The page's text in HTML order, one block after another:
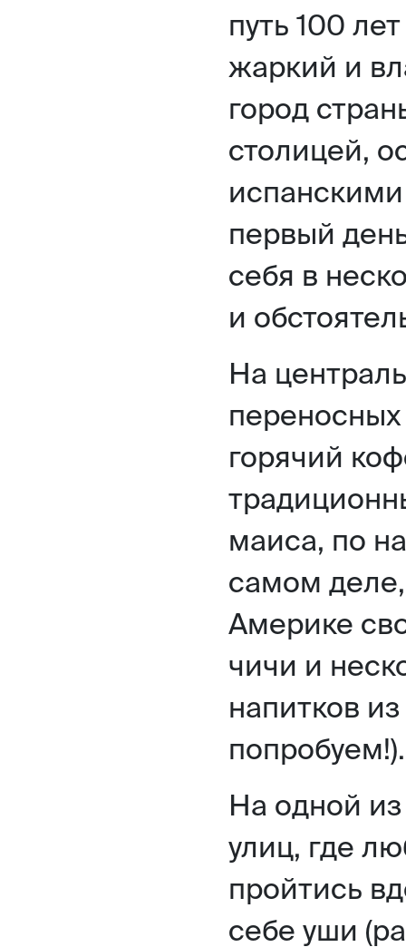
путь 100
жаркий и
город
столицей,
первый
себя в
и
На
горячий
маиса, по
самом
Америке
чичи и
напитков
На одной
улиц, где
пройтись
себе уши